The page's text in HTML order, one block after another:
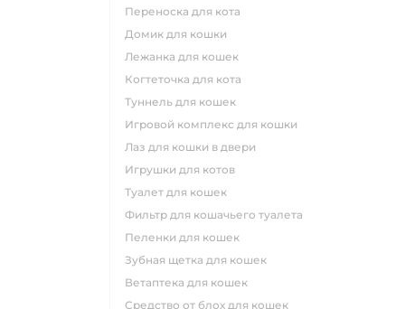
переноска для кота
домик для кошки
лежанка для кошек
когтеточка для кота
туннель для кошек
игровой комплекс для кошки
лаз для кошки в двери
игрушки для котов
туалет для кошек
фильтр для кошачьего туалета
пеленки для кошек
зубная щетка для кошек
ветаптека для кошек
средство от блох для кошек